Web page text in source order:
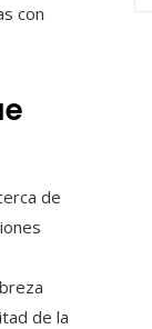
con
de
de la